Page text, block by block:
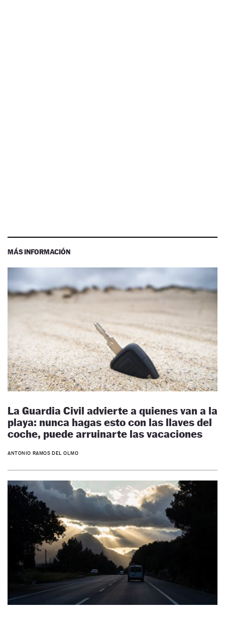
MÁS INFORMACIÓN
La Guardia Civil advierte a quienes van a la
playa: nunca hagas esto con las llaves del
coche, puede arruinarte las vacaciones
ANTONIO RAMOS DEL OLMO